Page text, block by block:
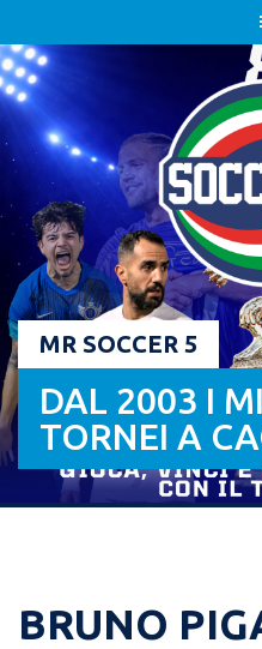
to
content
MR SOCCER 5
DAL 2003 I
TORNEI A
BRUNO